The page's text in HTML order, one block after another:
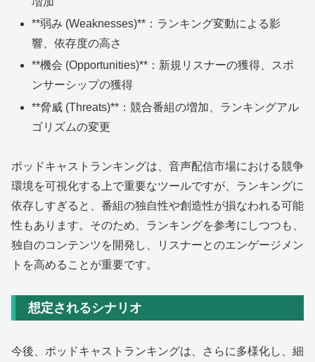
**弱み (Weaknesses)**：ランキング変動による影
響、依存度の高さ
**機会 (Opportunities)**：新規リスナーの獲得、スポ
ンサーシップの獲得
**脅威 (Threats)**：競合番組の増加、ランキングアル
ゴリズムの変更
ポッドキャストランキングは、音声配信市場における競争
環境を可視化する上で重要なツールですが、ランキングに
依存しすぎると、番組の独自性や創造性が損なわれる可能
性もあります。そのため、ランキングを参考にしつつも、
独自のコンテンツを開発し、リスナーとのエンゲージメン
トを高めることが重要です。
想定されるシナリオ
今後、ポッドキャストランキングは、さらに多様化し、細